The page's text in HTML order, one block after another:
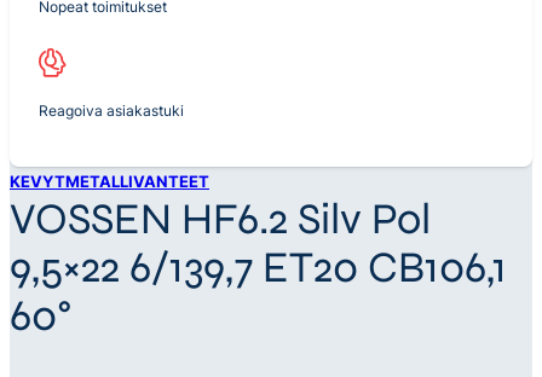
Nopeat toimitukset
Reagoiva asiakastuki
KEVYTMETALLIVANTEET
VOSSEN HF6.2 Silv Pol
9,5×22 6/139,7 ET20 CB106,1
60°